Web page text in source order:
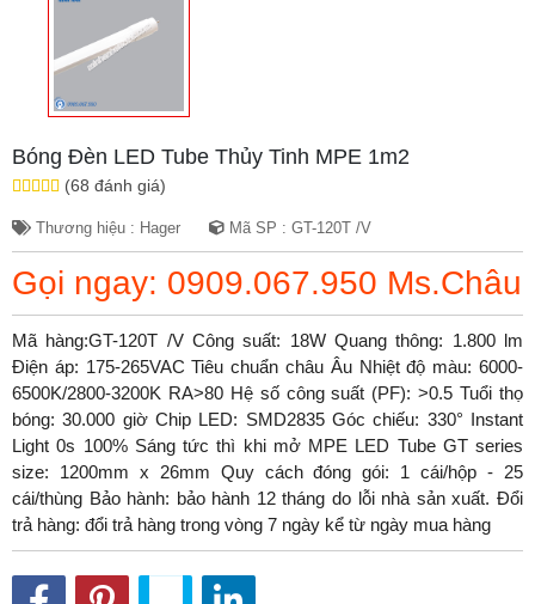
Bóng Đèn LED Tube Thủy Tinh MPE 1m2
(68 đánh giá)
Thương hiệu : Hager Mã SP : GT-120T /V
Gọi ngay: 0909.067.950 Ms.Châu
Mã hàng:GT-120T /V Công suất: 18W Quang thông: 1.800 lm
Điện áp: 175-265VAC Tiêu chuẩn châu Âu Nhiệt độ màu: 6000-
6500K/2800-3200K RA>80 Hệ số công suất (PF): >0.5 Tuổi thọ
bóng: 30.000 giờ Chip LED: SMD2835 Góc chiếu: 330° Instant
Light 0s 100% Sáng tức thì khi mở MPE LED Tube GT series
size: 1200mm x 26mm Quy cách đóng gói: 1 cái/hộp - 25
cái/thùng Bảo hành: bảo hành 12 tháng do lỗi nhà sản xuất. Đổi
trả hàng: đổi trả hàng trong vòng 7 ngày kể từ ngày mua hàng